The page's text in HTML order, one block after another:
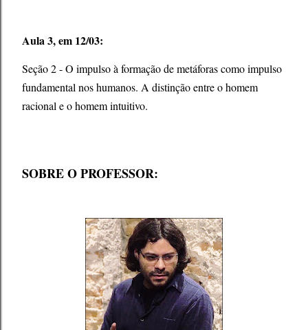
Aula 3, em 12/03:
Seção 2 - O impulso à formação de metáforas como impulso
fundamental nos humanos. A distinção entre o homem
racional e o homem intuitivo.
SOBRE O PROFESSOR: